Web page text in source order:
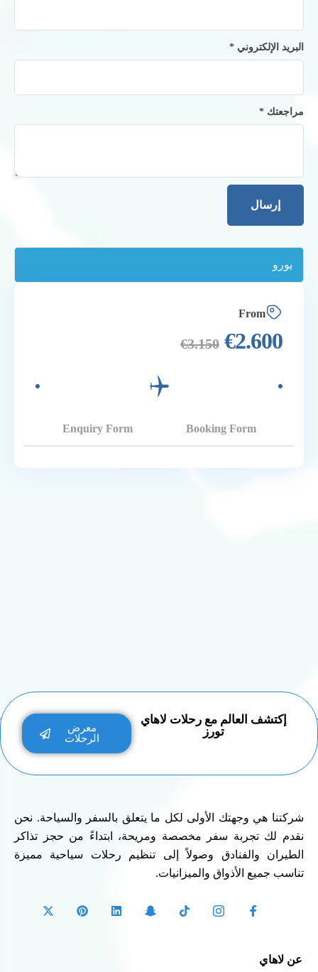
مراجعتك *
البريد الإلكتروني *
From
€2.600
€3.150
Booking Form
Enquiry Form
إكتشف العالم مع رحلات لاهاي
تورز
معرض
الرحلات
شركتنا هي وجهتك الأولى لكل ما يتعلق بالسفر والسياحة. نحن
نقدم لك تجربة سفر مخصصة ومريحة، ابتداءً من حجز تذاكر
الطيران والفنادق وصولاً إلى تنظيم رحلات سياحية مميزة
تناسب جميع الأذواق والميزانيات.
عن لاهاي